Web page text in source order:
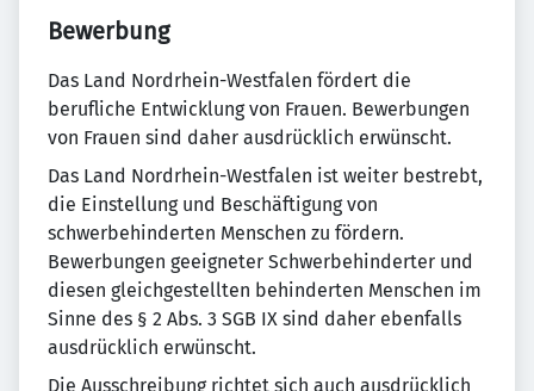
Bewerbung
Das Land Nordrhein-Westfalen fördert die
berufliche Entwicklung von Frauen. Bewerbungen
von Frauen sind daher ausdrücklich erwünscht.
Das Land Nordrhein-Westfalen ist weiter bestrebt,
die Einstellung und Beschäftigung von
schwerbehinderten Menschen zu fördern.
Bewerbungen geeigneter Schwerbehinderter und
diesen gleichgestellten behinderten Menschen im
Sinne des § 2 Abs. 3 SGB IX sind daher ebenfalls
ausdrücklich erwünscht.
Die Ausschreibung richtet sich auch ausdrücklich